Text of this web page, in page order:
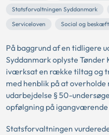
Statsforvaltningen Syddanmark
Serviceloven
Social og
På baggrund af en tidligere
Syddanmark oplyste Tønder
iværksat en række tiltag og
med henblik på at
udarbejdelse § 50-
opfølgning på
Statsforvaltningen